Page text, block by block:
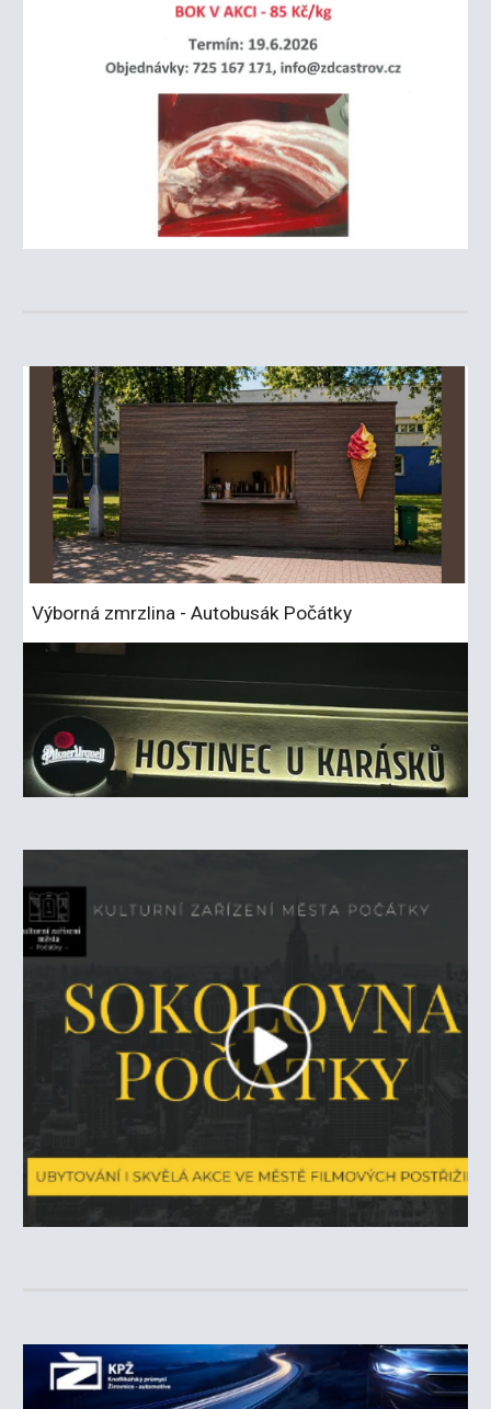
Výborná zmrzlina - Autobusák Počátky